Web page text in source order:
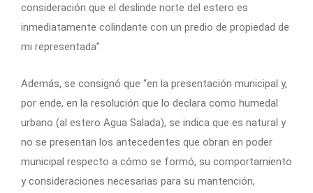
consideración que el deslinde norte del estero es
inmediatamente colindante con un predio de propiedad de
mi representada”.
Además, se consignó que “en la presentación municipal y,
por ende, en la resolución que lo declara como humedal
urbano (al estero Agua Salada), se indica que es natural y
no se presentan los antecedentes que obran en poder
municipal respecto a cómo se formó, su comportamiento
y consideraciones necesarias para su mantención,